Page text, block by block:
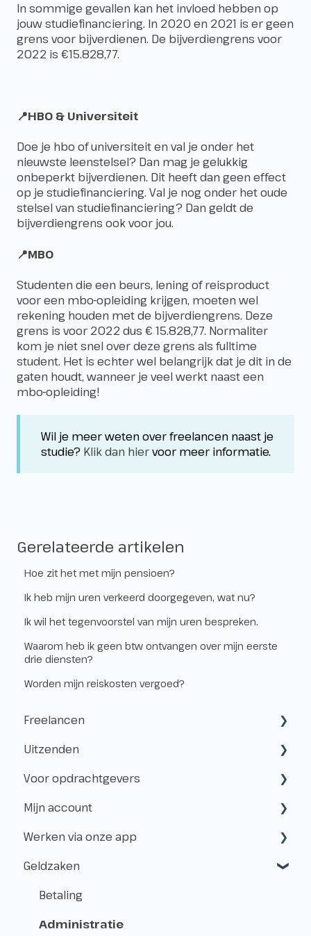
In sommige gevallen kan het invloed hebben op
jouw studiefinanciering. In 2020 en 2021 is er geen
grens voor bijverdienen. De bijverdiengrens voor
2022 is €15.828,77.
📍HBO & Universiteit
Doe je hbo of universiteit en val je onder het
nieuwste leenstelsel? Dan mag je gelukkig
onbeperkt bijverdienen. Dit heeft dan geen effect
op je studiefinanciering. Val je nog onder hetoude
stelsel van studiefinanciering? Dan geldt de
bijverdiengrens ook voor jou.
📍MBO
Studenten die een beurs, lening of reisproduct
voor een mbo-opleiding krijgen, moeten wel
rekening houden met de bijverdiengrens. Deze
grens is voor 2022 dus € 15.828,77. Normaliter
kom je niet snel over deze grens als fulltime
student. Het is echter wel belangrijk dat je dit in de
gaten houdt, wanneer je veel werkt naast een
mbo-opleiding!
Wil je meer weten over freelancen naast je
studie? Klik dan hiervoor meer informatie.
Gerelateerde artikelen
Hoe zit het met mijn pensioen?
Ik heb mijn uren verkeerd doorgegeven, wat nu?
Ik wil het tegenvoorstel van mijn uren bespreken.
Waarom heb ik geen btw ontvangen over mijn eerste
drie diensten?
Worden mijn reiskosten vergoed?
Freelancen
Starten als freelancer
Kvk & btw-id
Verzekeringen
Belastingen
Uitzenden
Hoe werkt het uitzenden?
Freelancen en uitzenden
Aanmelden voor klussen
Vóór de Klus!
Op de Klus
Na de Klus!
Voor opdrachtgevers
Samenwerken met Flexwerkers
Gebruik van het platform
Betalingen & Kosten
Over Level.works
Mijn account
Aanmaken & toegang
Beheer
Werken via onze app
Aanmeldingen
Shifts
Flexpools
Geldzaken
Betaling
Administratie